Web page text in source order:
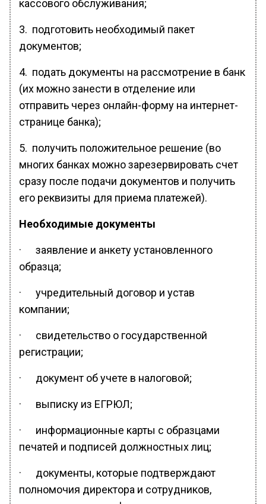
кассового обслуживания;
3. подготовить необходимый пакет
документов;
4. подать документы на рассмотрение в банк
(их можно занести в отделение или
отправить через онлайн-форму на интернет-
странице банка);
5. получить положительное решение (во
многих банках можно зарезервировать счет
сразу после подачи документов и получить
его реквизиты для приема платежей).
Необходимые документы
· заявление и анкету установленного
образца;
· учредительный договор и устав
компании;
· свидетельство о государственной
регистрации;
· документ об учете в налоговой;
· выписку из ЕГРЮЛ;
· информационные карты с образцами
печатей и подписей должностных лиц;
· документы, которые подтверждают
полномочия директора и сотрудников,